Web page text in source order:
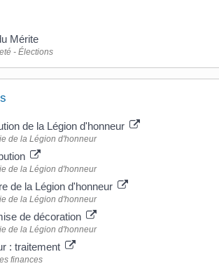
Mérite
- Élections
de la Légion d'honneur
de la Légion d'honneur
de la Légion d'honneur
de la Légion d'honneur
de la Légion d'honneur
de décoration
de la Légion d'honneur
: traitement
finances